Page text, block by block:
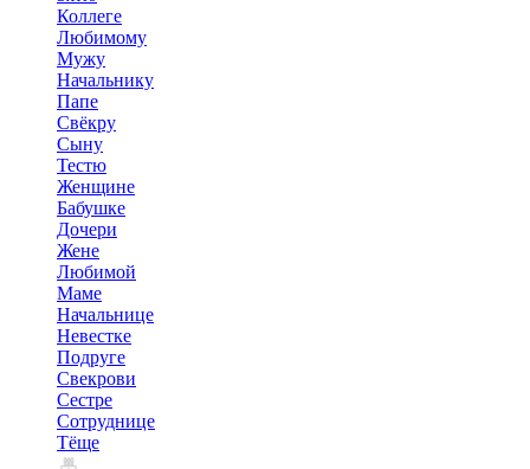
Коллеге
Любимому
Мужу
Начальнику
Папе
Свёкру
Сыну
Тестю
Женщине
Бабушке
Дочери
Жене
Любимой
Маме
Начальнице
Невестке
Подруге
Свекрови
Сестре
Сотруднице
Тёще